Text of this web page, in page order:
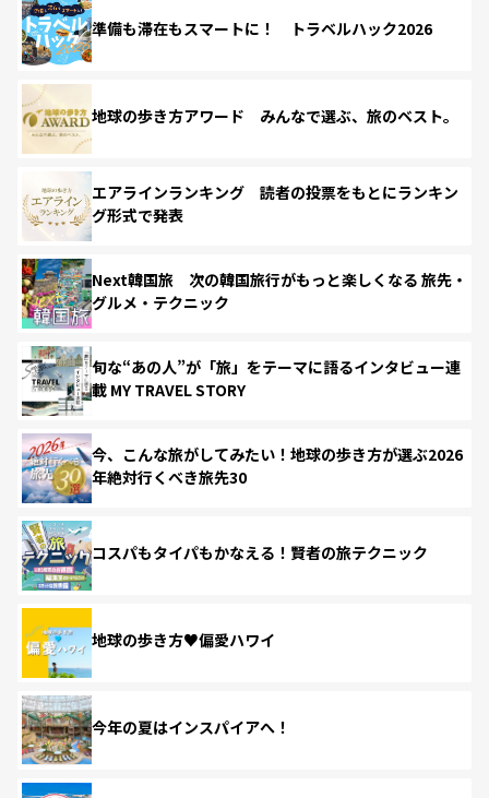
準備も滞在もスマートに！ トラベルハック2026
地球の歩き方アワード みんなで選ぶ、旅のベスト。
エアラインランキング 読者の投票をもとにランキン
グ形式で発表
Next韓国旅 次の韓国旅行がもっと楽しくなる 旅先・
グルメ・テクニック
旬な“あの人”が「旅」をテーマに語るインタビュー連
載 MY TRAVEL STORY
今、こんな旅がしてみたい！地球の歩き方が選ぶ2026
年絶対行くべき旅先30
コスパもタイパもかなえる！賢者の旅テクニック
地球の歩き方♥偏愛ハワイ
今年の夏はインスパイアへ！